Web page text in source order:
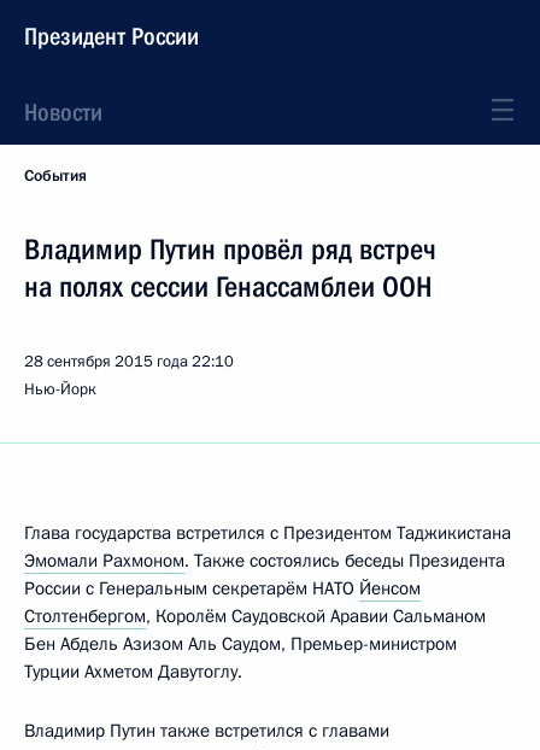
Президент России
Новости
События
Владимир Путин провёл ряд встреч
на полях сессии Генассамблеи ООН
28 сентября 2015 года22:10
Нью-Йорк
Глава государства встретился с Президентом Таджикистана
Эмомали Рахмоном. Также состоялись беседы Президента
России с Генеральным секретарём НАТО Йенсом
Столтенбергом, Королём Саудовской Аравии Сальманом
Бен Абдель Азизом Аль Саудом, Премьер-министром
Турции Ахметом Давутоглу.
Владимир Путин также встретился с главами